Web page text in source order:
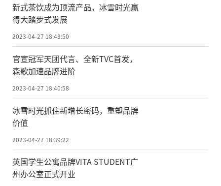
新式茶饮成为顶流产品，冰雪时光赢
得大踏步式发展
2023-04-27 18:43:50
官宣冠军天团代言、全新TVC首发，
森歌加速品牌进阶
2023-04-27 18:40:58
冰雪时光抓住新增长密码，重塑品牌
价值
2023-04-27 18:39:22
英国学生公寓品牌VITA STUDENT广
州办公室正式开业